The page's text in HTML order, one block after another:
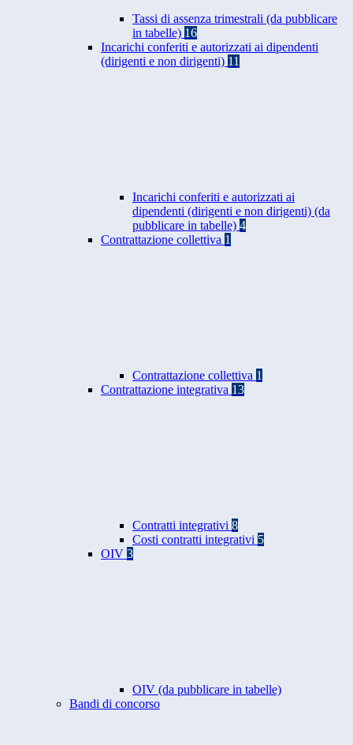
Tassi di assenza trimestrali (da pubblicare
in tabelle) 16
Incarichi conferiti e autorizzati ai dipendenti
(dirigenti e non dirigenti) 11
Incarichi conferiti e autorizzati ai
dipendenti (dirigenti e non dirigenti) (da
pubblicare in tabelle) 4
Contrattazione collettiva 1
Contrattazione collettiva 1
Contrattazione integrativa 13
Contratti integrativi 8
Costi contratti integrativi 5
OIV 3
OIV (da pubblicare in tabelle)
Bandi di concorso